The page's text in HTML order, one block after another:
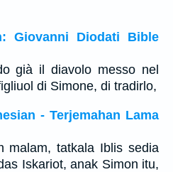
Giovanni Diodati Bible
già il diavolo messo nel
di Simone, di tradirlo,
- Terjemahan Lama
malam, tatkala Iblis sedia
Iskariot, anak Simon itu,